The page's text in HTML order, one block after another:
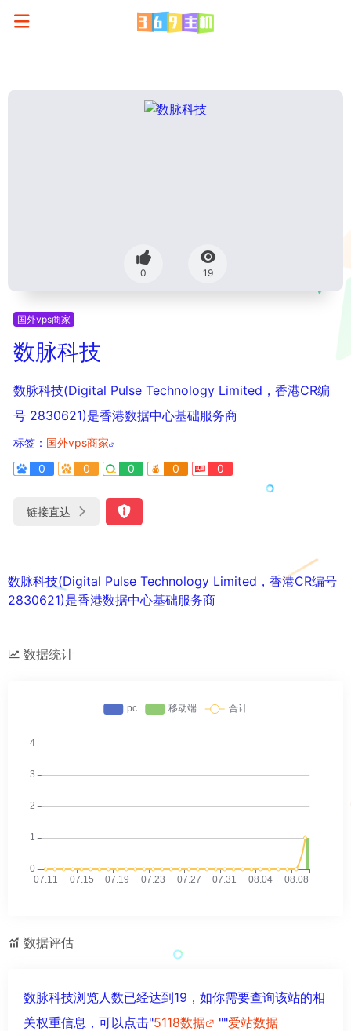
0 19
国外vps商家
数脉科技
数脉科技(Digital Pulse Technology Limited，香港CR编
号 2830621)是香港数据中心基础服务商
标签： 国外vps商家
0
0 0 0 0
链接直达
数脉科技(Digital Pulse Technology Limited，香港CR编号
2830621)是香港数据中心基础服务商
数据统计
数据评估
数脉科技浏览人数已经达到19，如你需要查询该站的相
关权重信息，可以点击"5118数据 ""爱站数据